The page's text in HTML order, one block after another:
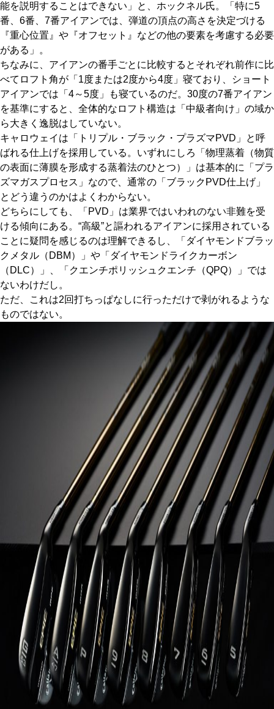
能を説明することはできない」と、ホックネル氏。「特に5
番、6番、7番アイアンでは、弾道の頂点の高さを決定づける
『重心位置』や『オフセット』などの他の要素を考慮する必要
がある」。
ちなみに、アイアンの番手ごとに比較するとそれぞれ前作に比
べてロフト角が「1度または2度から4度」寝ており、ショート
アイアンでは「4～5度」も寝ているのだ。30度の7番アイアン
を基準にすると、全体的なロフト構造は「中級者向け」の域か
ら大きく逸脱はしていない。
キャロウェイは「トリプル・ブラック・プラズマPVD」と呼
ばれる仕上げを採用している。いずれにしろ「物理蒸着（物質
の表面に薄膜を形成する蒸着法のひとつ）」は基本的に「プラ
ズマガスプロセス」なので、通常の「ブラックPVD仕上げ」
とどう違うのかはよくわからない。
どちらにしても、「PVD」は業界ではいわれのない非難を受
ける傾向にある。“高級”と謳われるアイアンに採用されている
ことに疑問を感じるのは理解できるし、「ダイヤモンドブラッ
クメタル（DBM）」や「ダイヤモンドライクカーボン
（DLC）」、「クエンチポリッシュクエンチ（QPQ）」では
ないわけだし。
ただ、これは2回打ちっぱなしに行っただけで剥がれるような
ものではない。